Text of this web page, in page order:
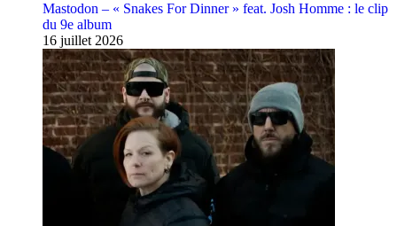
Mastodon – « Snakes For Dinner » feat. Josh Homme : le clip
du 9e album
16 juillet 2026